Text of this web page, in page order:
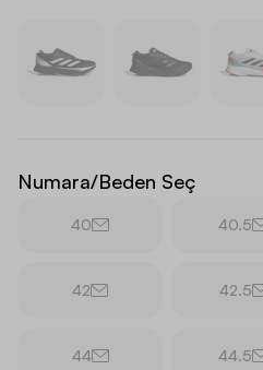
Numara/Beden Seç
40 40.5
42 42.5
44 44.5